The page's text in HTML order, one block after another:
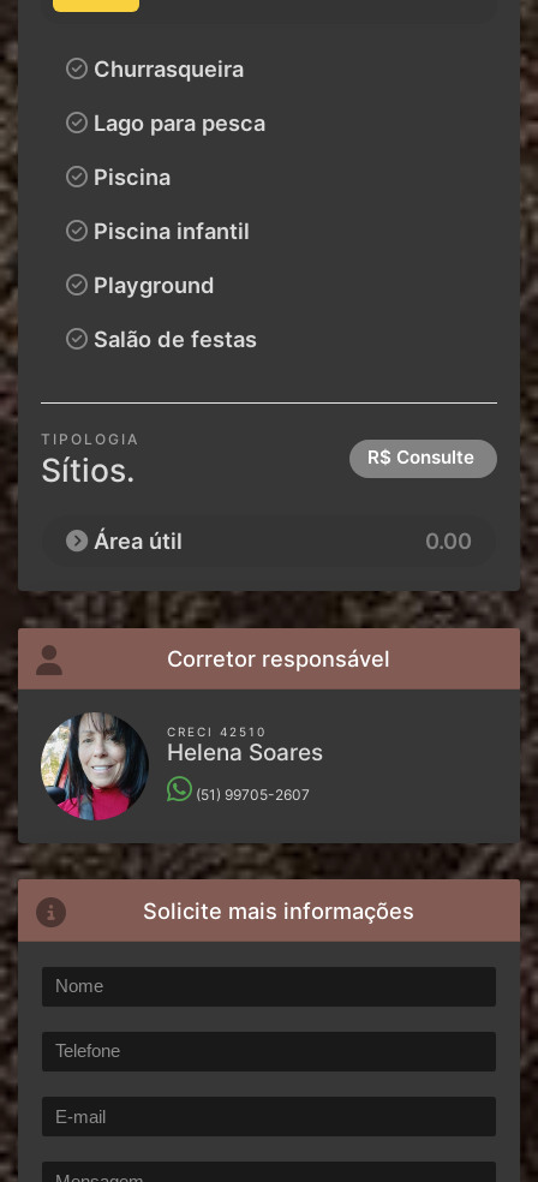
Churrasqueira
Lago para pesca
Piscina
Piscina infantil
Playground
Salão de festas
TIPOLOGIA
Sítios. R$ Consulte
Área útil 0.00
Corretor responsável
CRECI 42510
Helena Soares
(51) 99705-2607
Solicite mais informações